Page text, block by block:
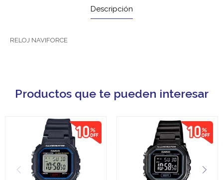
Descripción
RELOJ NAVIFORCE
Productos que te pueden interesar